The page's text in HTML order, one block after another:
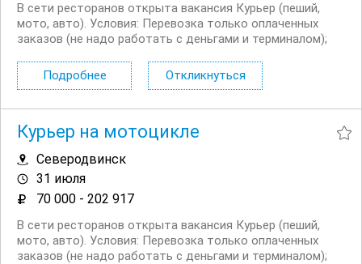
В сети ресторанов открыта вакансия Курьер (пеший,
мото, авто). Условия: Перевозка только оплаченных
заказов (не надо работать с деньгами и терминалом);
время до 03:00; Выходные плавающие при любом
графике; Доход...
Подробнее Откликнуться
Курьер на мотоцикле
Северодвинск
31 июля
70 000 - 202 917
В сети ресторанов открыта вакансия Курьер (пеший,
мото, авто). Условия: Перевозка только оплаченных
заказов (не надо работать с деньгами и терминалом);